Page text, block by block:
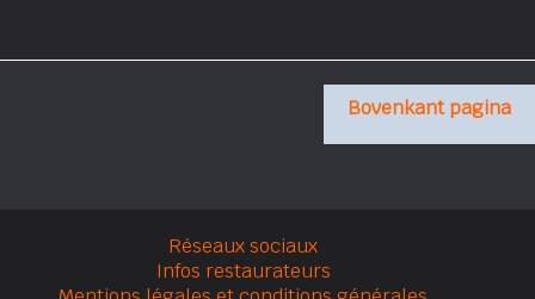
Bovenkant pagina
Réseaux sociaux
Infos restaurateurs